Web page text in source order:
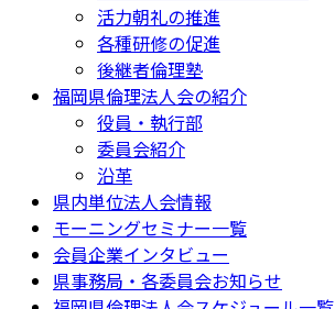
活力朝礼の推進
各種研修の促進
後継者倫理塾
福岡県倫理法人会の紹介
役員・執行部
委員会紹介
沿革
県内単位法人会情報
モーニングセミナー一覧
会員企業インタビュー
県事務局・各委員会お知らせ